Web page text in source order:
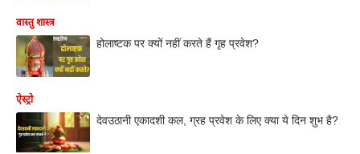
वास्तु शास्त्र
होलाष्टक पर क्यों नहीं करते हैं गृह प्रवेश?
ऐस्ट्रो
देवउठानी एकादशी कल, ग्रह प्रवेश के लिए क्या ये दिन शुभ है?